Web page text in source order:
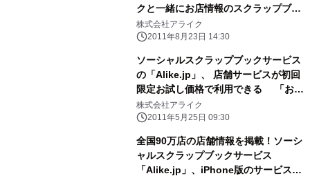
クと一緒にお店情報のスクラップブッ
クをつくろう！ ～
株式会社アライク
2011年8月23日 14:30
ソーシャルスクラップブックサービス
の「Alike.jp」、 店舗サービスが初回
限定お試し価格で利用できる 「おた
めしモニター イチオシ！」5月25日提
供開始！
株式会社アライク
2011年5月25日 09:30
全国90万店の店舗情報を掲載！ソーシ
ャルスクラップブックサービス
「Alike.jp」、iPhone版のサービス開